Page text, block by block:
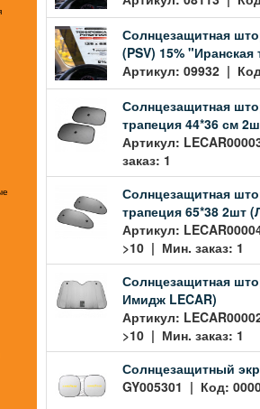
Солнцезащитная
(PSV) 15%
Артикул: 09932 |
Солнцезащитная
трапеция 44*36 см
Артикул:
заказ: 1
Солнцезащитная
трапеция 65*38 2шт
Артикул:
>10 | Мин. заказ: 1
Солнцезащитная
Имидж LECAR)
Артикул:
>10 | Мин. заказ: 1
Солнцезащитный
GY005301 | Код: